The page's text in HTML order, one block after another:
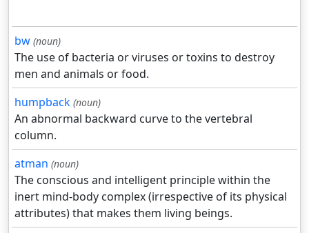
bw (noun)
The use of bacteria or viruses or toxins to destroy
men and animals or food.
humpback (noun)
An abnormal backward curve to the vertebral
column.
atman (noun)
The conscious and intelligent principle within the
inert mind-body complex (irrespective of its physical
attributes) that makes them living beings.